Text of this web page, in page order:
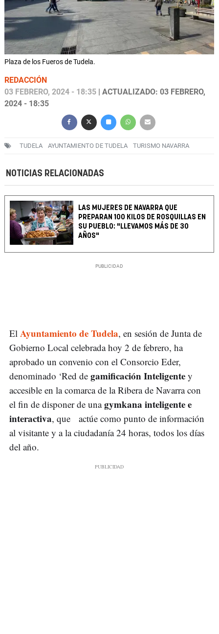
Plaza de los Fueros de Tudela.
REDACCIÓN
03 FEBRERO, 2024 - 18:35 | ACTUALIZADO: 03 FEBRERO,
2024 - 18:35
TUDELA AYUNTAMIENTO DE TUDELA TURISMO NAVARRA
NOTICIAS RELACIONADAS
LAS MUJERES DE NAVARRA QUE
PREPARAN 100 KILOS DE ROSQUILLAS EN
SU PUEBLO: "LLEVAMOS MÁS DE 30
AÑOS"
El Ayuntamiento de Tudela, en sesión de Junta de
Gobierno Local celebrada hoy 2 de febrero, ha
aprobado un convenio con el Consorcio Eder,
denominado ‘Red de gamificación Inteligente y
accesible en la comarca de la Ribera de Navarra con
el fin de disponer de unagymkana inteligente e
interactiva, que actúe como punto de información
al visitante y a la ciudadanía 24 horas, todos los días
del año.